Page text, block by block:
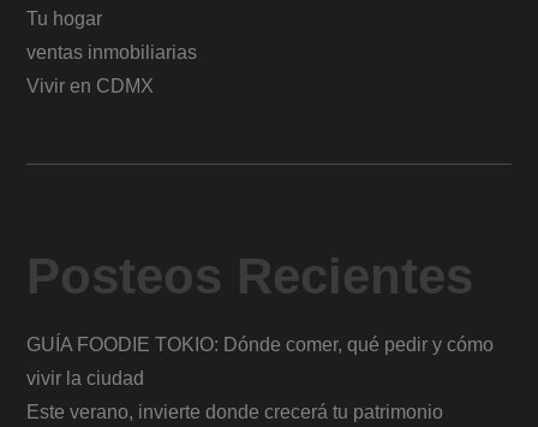
Tu hogar
ventas inmobiliarias
Vivir en CDMX
Posteos Recientes
GUÍA FOODIE TOKIO: Dónde comer, qué pedir y cómo
vivir la ciudad
Este verano, invierte donde crecerá tu patrimonio